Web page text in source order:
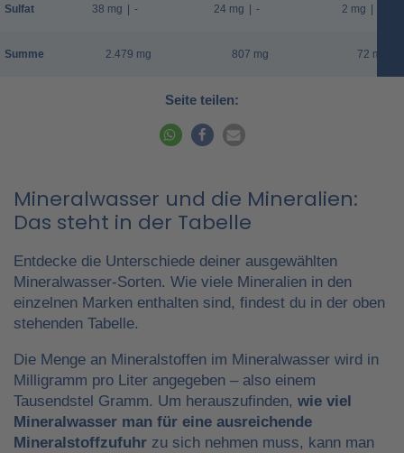
Sulfat
Summe
38 mg | -
2.479 mg
24 mg | -
807 mg
2 mg |
72 mg
Seite teilen:
Mineralwasser und die Mineralien:
Das steht in der Tabelle
Entdecke die Unterschiede deiner ausgewählten
Mineralwasser-Sorten. Wie viele Mineralien in den
einzelnen Marken enthalten sind, findest du in der oben
stehenden Tabelle.
Die Menge an Mineralstoffen im Mineralwasser wird in
Milligramm pro Liter angegeben – also einem
Tausendstel Gramm. Um herauszufinden, wie viel
Mineralwasser man für eine ausreichende
Mineralstoffzufuhr zu sich nehmen muss, kann man